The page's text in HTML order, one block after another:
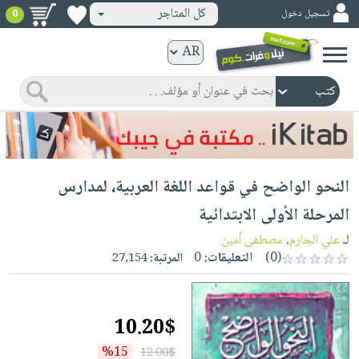
ورقية
المواضيع
صدر
حديثاً
الأكثر
مبيعاً
جوائز
شحن
مخفض
عروض
خاصة
صفحات
مشوقة
كتب
الكترونية
الرئيسية
صدر
حديثاً
الأكثر
مبيعاً
كتب
مجانية
صوتية
الصفحة
الرئيسية
masmu3
بلا
حدود
أطفال
وناشئة
الصفحةوسائل
تسجيل دخول كل المتاجر 0
النحو الواضح في قواعد اللغة العربية، لمدارس
المرحلة الأولى الابتدائية
لـعلي الجارم، مصطفى أمين
(0)
التعليقات:0 المرتبة:27,154
10.20$
12.00$
%15